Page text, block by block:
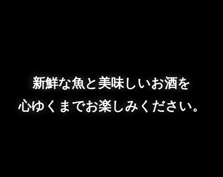
新鮮な魚と美味しいお酒を
心ゆくまでお楽しみください。